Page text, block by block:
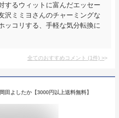
するウィットに富んだエッセー
沢ミミヨさんのチャーミングな
ッコリする、手軽な気分転換に
全てのおすすめコメント (1件) >
田よしたか【3000円以上送料無料】